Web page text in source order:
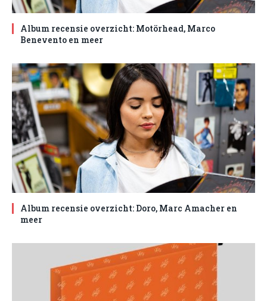
Album recensie overzicht: Motörhead, Marco
Benevento en meer
Album recensie overzicht: Doro, Marc Amacher en
meer